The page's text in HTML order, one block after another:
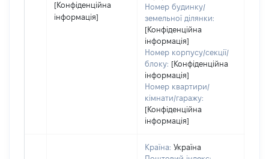
[Конфіденційна
інформація]
Номер будинку/
земельної ділянки:
[Конфіденційна
інформація]
Номер корпусу/секції/
блоку: [Конфіденційна
інформація]
Номер квартири/
кімнати/гаражу:
[Конфіденційна
інформація]
Країна: Україна